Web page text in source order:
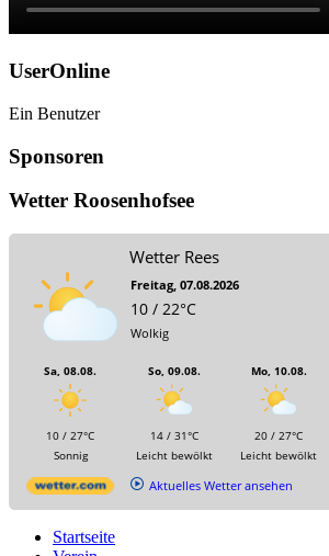
UserOnline
Ein Benutzer
Sponsoren
Wetter Roosenhofsee
Wetter Rees
Freitag, 07.08.2026
10 / 22°C
Wolkig
Sa, 08.08.
10 / 27°C
Sonnig
So, 09.08.
14 / 31°C
Leicht bewölkt
Mo, 10.08.
20 / 27°C
Leicht bewölkt
Aktuelles Wetter ansehen
Startseite